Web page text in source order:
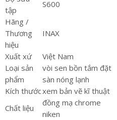
tập
S600
Hãng /
Thương
hiệu
INAX
Xuất xứ
Việt Nam
Loại sản
phẩm
vòi sen bồn tắm đặt
sàn nóng lạnh
Kích thướcxem bản vẽ kĩ thuật
Chất liệu
đồng mạ chrome
niken